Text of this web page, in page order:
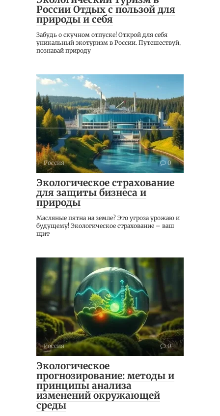
России Отдых с пользой для
природы и себя
Забудь о скучном отпуске! Открой для себя
уникальный экотуризм в России. Путешествуй,
познавай природу
Россия 0
Экологическое страхование
для защиты бизнеса и
природы
Масляные пятна на земле? Это угроза урожаю и
будущему! Экологическое страхование – ваш
щит
Россия 0
Экологическое
прогнозирование: методы и
принципы анализа
изменений окружающей
среды